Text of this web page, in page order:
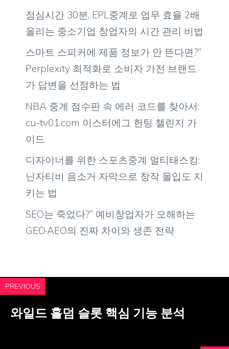
점심시간 30분, EPL중계로 업무 효율 2배
올리는 중소기업 창업자의 시간 관리 비법
스마트 스피커에 제품 정보가 안 뜬다면?”
Perplexity 최적화로 소비자 가전 브랜드
가 답변을 선점하는 법
NBA 중계 점수판 속 에러 코드를 찾아서:
cu-tv01.com 이스터에그 헌팅 챌린지 가
이드
디자이너를 위한 스포츠중계 멀티태스킹:
닌자티비 음소거 자막으로 창작 몰입도 지
키는 법
SEO는 죽었다?” 예비창업자가 오해하는
GEO·AEO의 진짜 차이와 생존 전략
PREVIOUS
와일드 홀덤 슬롯 핵심 기능 분석